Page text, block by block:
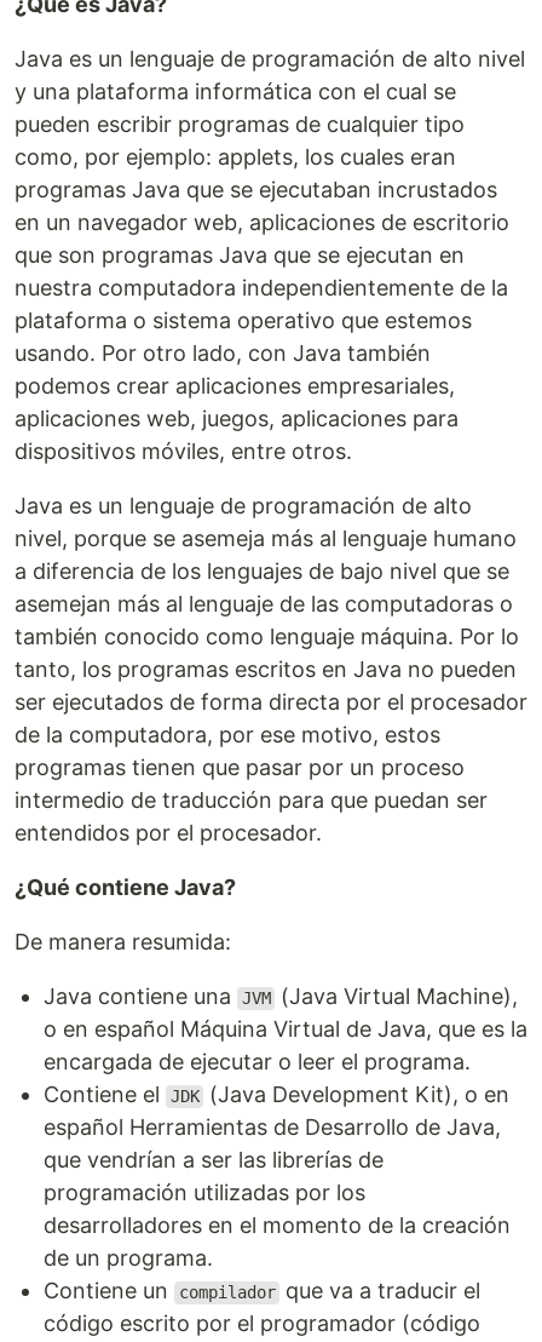
Java es un lenguaje de programación de alto nivel
y una plataforma informática con el cual se
pueden escribir programas de cualquier tipo
como, por ejemplo: applets, los cuales eran
programas Java que se ejecutaban incrustados
en un navegador web, aplicaciones de escritorio
que son programas Java que se ejecutan en
nuestra computadora independientemente de la
plataforma o sistema operativo que estemos
usando. Por otro lado, con Java también
podemos crear aplicaciones empresariales,
aplicaciones web, juegos, aplicaciones para
dispositivos móviles, entre otros.
Java es un lenguaje de programación de alto
nivel, porque se asemeja más al lenguaje humano
a diferencia de los lenguajes de bajo nivel que se
asemejan más al lenguaje de las computadoras o
también conocido como lenguaje máquina. Por lo
tanto, los programas escritos en Java no pueden
ser ejecutados de forma directa por el procesador
de la computadora, por ese motivo, estos
programas tienen que pasar por un proceso
intermedio de traducción para que puedan ser
entendidos por el procesador.
¿Qué contiene Java?
De manera resumida:
Java contiene una JVM
(Java Virtual Machine),
o en español Máquina Virtual de Java, que es la
encargada de ejecutar o leer el programa.
Contiene el
JDK
(Java Development Kit), o en
español Herramientas de Desarrollo de Java,
que vendrían a ser las librerías de
programación utilizadas por los
desarrolladores en el momento de la creación
de un programa.
Contiene un
compilador que va a traducir el
código escrito por el programador (código